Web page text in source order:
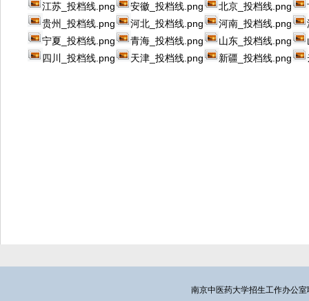
江苏_投档线.png 安徽_投档线.png 北京_投档线.png
贵州_投档线.png
河北_投档线.png 河南_投档线.png
宁夏_投档线.png
青海_投档线.png 山东_投档线.png
四川_投档线.png
天津_投档线.png 新疆_投档线.png
南京中医药大学招生工作办公室